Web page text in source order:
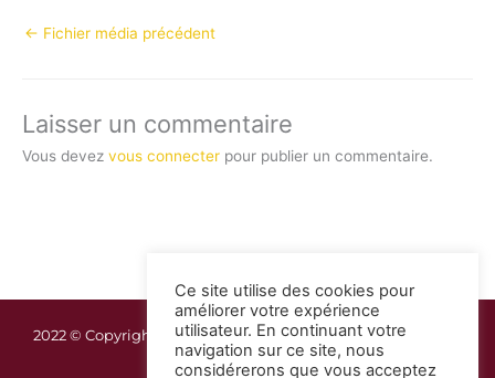
← Fichier média précédent
Laisser un commentaire
Vous devez vous connecter pour publier un commentaire.
2022 © Copyright Guadeloupe Réception | Mentions légales
Ce site utilise des cookies pour
améliorer votre expérience
utilisateur. En continuant votre
navigation sur ce site, nous
considérerons que vous acceptez